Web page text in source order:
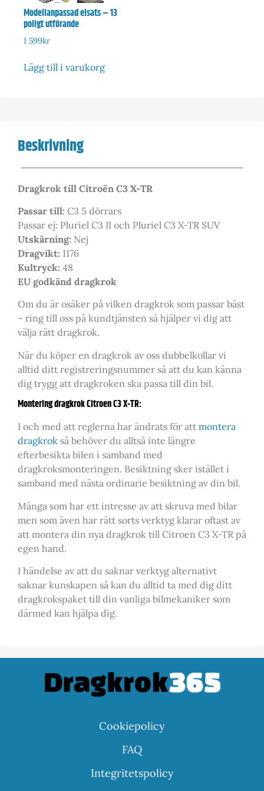
Modellanpassad elsats – 13
poligt utförande
1 599kr
Lägg till i varukorg
Beskrivning
Dragkrok till Citroën C3 X-TR
Passar till: C3 5 dörrars
Passar ej: Pluriel C3 II och Pluriel C3 X-TR SUV
Utskärning: Nej
Dragvikt: 1176
Kultryck: 48
EU godkänd dragkrok
Om du är osäker på vilken dragkrok som passar bäst
– ring till oss på kundtjänsten så hjälper vi dig att
välja rätt dragkrok.
När du köper en dragkrok av oss dubbelkollar vi
alltid ditt registreringsnummer så att du kan känna
dig trygg att dragkroken ska passa till din bil.
Montering dragkrok Citroen C3 X-TR:
I och med att reglerna har ändrats för att montera
dragkrok så behöver du alltså inte längre
efterbesikta bilen i samband med
dragkroksmonteringen. Besiktning sker istället i
samband med nästa ordinarie besiktning av din bil.
Många som har ett intresse av att skruva med bilar
men som även har rätt sorts verktyg klarar oftast av
att montera din nya dragkrok till Citroen C3 X-TR på
egen hand.
I händelse av att du saknar verktyg alternativt
saknar kunskapen så kan du alltid ta med dig ditt
dragkrokspaket till din vanliga bilmekaniker som
därmed kan hjälpa dig.
Cookiepolicy
FAQ
Integritetspolicy